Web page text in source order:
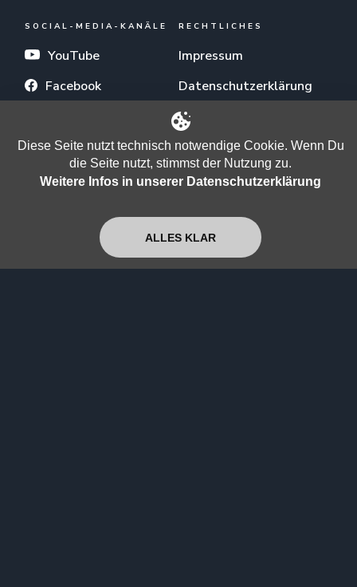
SOCIAL-MEDIA-KANÄLE
YouTube
Facebook
Telegram
Odysee
Instagram
RECHTLICHES
Impressum
Datenschutzerklärung
Allgemeine
Nutzungsbedingungen
Diese Seite nutzt technisch notwendige Cookie. Wenn Du
die Seite nutzt, stimmst der Nutzung zu.
Weitere Infos in unserer Datenschutzerklärung
ALLES KLAR